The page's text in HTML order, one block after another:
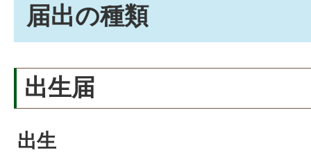
届出の種類
出生届
出生